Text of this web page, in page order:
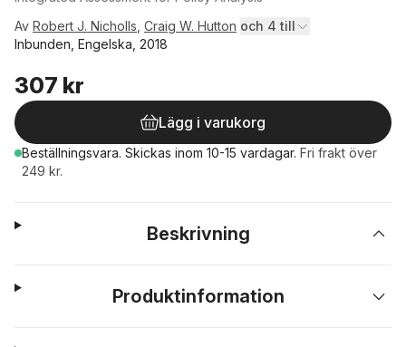
Av Robert J. Nicholls Craig W. Hutton och 4 till
Inbunden, Engelska, 2018
307 kr
Lägg i varukorg
Beställningsvara. Skickas inom 10-15 vardagar. Fri frakt över
249 kr.
Beskrivning
Produktinformation